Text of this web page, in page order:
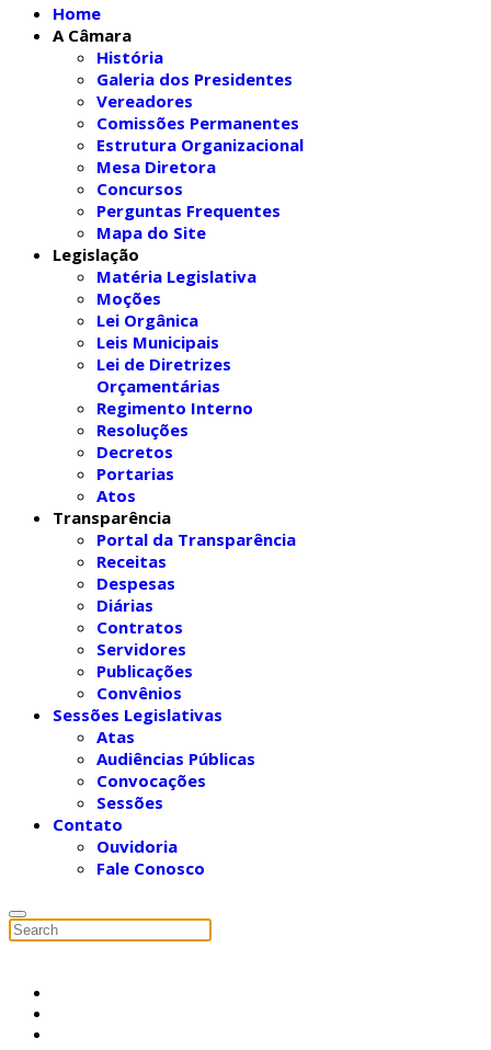
Home
A Câmara
História
Galeria dos Presidentes
Vereadores
Comissões Permanentes
Estrutura Organizacional
Mesa Diretora
Concursos
Perguntas Frequentes
Mapa do Site
Legislação
Matéria Legislativa
Moções
Lei Orgânica
Leis Municipais
Lei de Diretrizes
Orçamentárias
Regimento Interno
Resoluções
Decretos
Portarias
Atos
Transparência
Portal da Transparência
Receitas
Despesas
Diárias
Contratos
Servidores
Publicações
Convênios
Sessões Legislativas
Atas
Audiências Públicas
Convocações
Sessões
Contato
Ouvidoria
Fale Conosco